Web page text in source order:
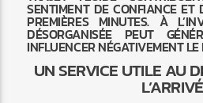
SENTIMENT DE CONFIANCE ET
PREMIÈRES MINUTES. À
DÉSORGANISÉE PEUT
INFLUENCER NÉGATIVEMENT
UN SERVICE UTILE AU